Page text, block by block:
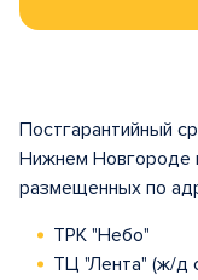
Постгарантийный
Нижнем Новгороде
размещенных по
ТРК "Небо"
ТЦ "Лента" (ж/д